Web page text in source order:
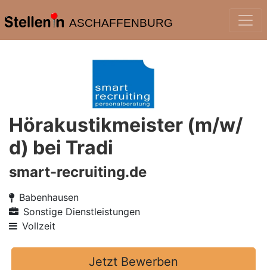
ASCHAFFENBURG
Hörakustikmeister (m/w/
d) bei Tradi
smart-recruiting.de
Babenhausen
Sonstige Dienstleistungen
Vollzeit
Jetzt Bewerben